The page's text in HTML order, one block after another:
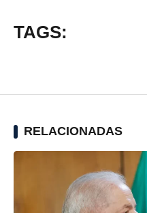
TAGS:
RELACIONADAS